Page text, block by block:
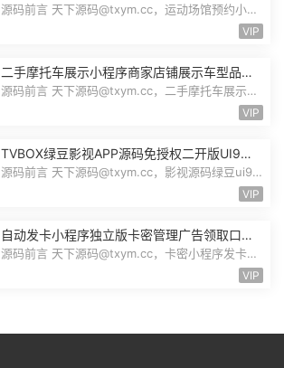
态羽毛球健身房乒乓球预约管理预约凭证源码
源码前言 天下源码@txym.cc，运动场馆预约小程
VIP
二手摩托车展示小程序商家店铺展示车型品牌
管理摩托车信息发布用户交互联系源码
源码前言 天下源码@txym.cc，二手摩托车展示小
VIP
TVBOX绿豆影视APP源码免授权二开版UI9影
视排行榜TV端手机端完整版源码追剧影视
源码前言 天下源码@txym.cc，影视源码绿豆ui9
VIP
自动发卡小程序独立版卡密管理广告领取口令
领取裂变扩展流量主小程序Custom
源码前言 天下源码@txym.cc，卡密小程序发卡小
VIP